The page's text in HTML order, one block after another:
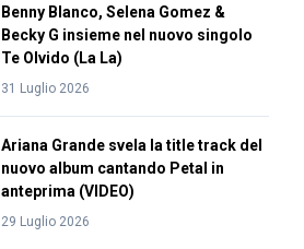
Benny Blanco, Selena Gomez &
Becky G insieme nel nuovo singolo
Te Olvido (La La)
31 Luglio 2026
Ariana Grande svela la title track del
nuovo album cantando Petal in
anteprima (VIDEO)
29 Luglio 2026